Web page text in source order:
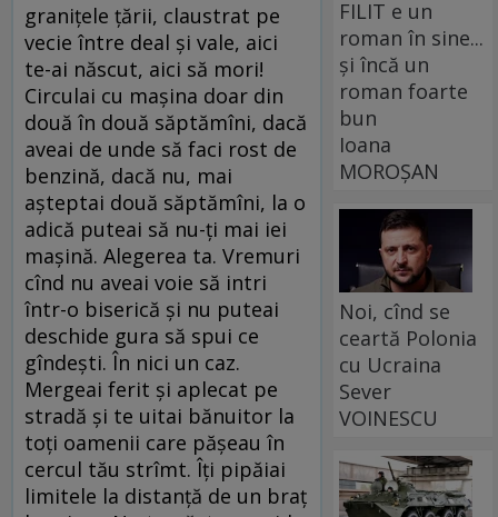
granițele țării, claustrat pe
vecie între deal și vale, aici
te-ai născut, aici să mori!
Circulai cu mașina doar din
două în două săptămîni, dacă
aveai de unde să faci rost de
benzină, dacă nu, mai
așteptai două săptămîni, la o
adică puteai să nu-ți mai iei
mașină. Alegerea ta. Vremuri
cînd nu aveai voie să intri
într-o biserică și nu puteai
deschide gura să spui ce
gîndești. În nici un caz.
Mergeai ferit și aplecat pe
stradă și te uitai bănuitor la
toți oamenii care pășeau în
cercul tău strîmt. Îți pipăiai
limitele la distanță de un braț
FILIT e un
roman în sine...
și încă un
roman foarte
bun
Ioana
MOROȘAN
Noi, cînd se
ceartă Polonia
cu Ucraina
Sever
VOINESCU